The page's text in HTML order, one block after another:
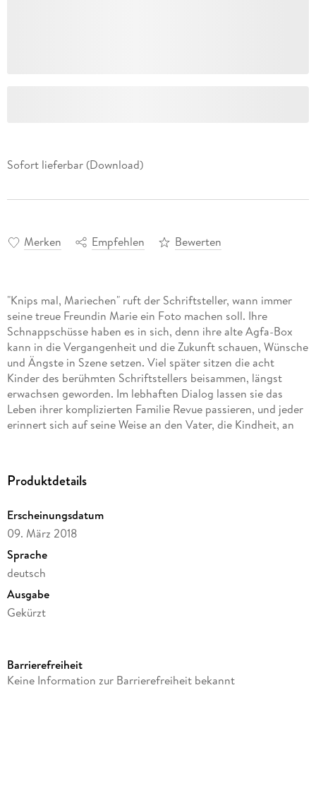
Sofort lieferbar (Download)
Merken Empfehlen Bewerten
"Knips mal, Mariechen" ruft der Schriftsteller, wann immer
seine treue Freundin Marie ein Foto machen soll. Ihre
Schnappschüsse haben es in sich, denn ihre alte Agfa-Box
kann in die Vergangenheit und die Zukunft schauen, Wünsche
und Ängste in Szene setzen. Viel später sitzen die acht
Kinder des berühmten Schriftstellers beisammen, längst
erwachsen geworden. Im lebhaften Dialog lassen sie das
Leben ihrer komplizierten Familie Revue passieren, und jeder
erinnert sich auf seine Weise an den Vater, die Kindheit, an
"Dunkelkammergeschichten", in denen Realität und Fiktion
untrennbar miteinander verwoben sind. Ungekürzte Lesung 1
Produktdetails
Erscheinungsdatum
09. März 2018
Sprache
deutsch
Ausgabe
Gekürzt
Laufzeit
Barrierefreiheit
Keine Information zur Barrierefreiheit bekannt